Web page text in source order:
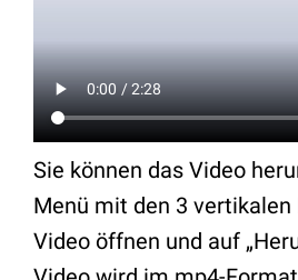
Sie können das Video
Menü mit den 3
Video öffnen und auf